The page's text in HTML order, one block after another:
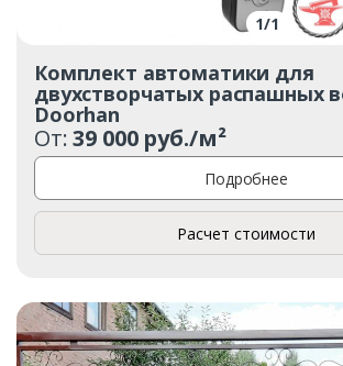
1/1
Комплект автоматики для
двухстворчатых распашных
Doorhan
От:39 000 руб./м²
Подробнее
Расчет стоимости